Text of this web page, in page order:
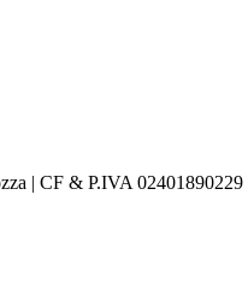
| CF & P.IVA 02401890229 |